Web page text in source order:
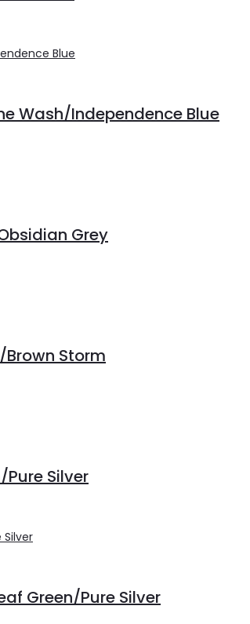
Wash/Independence Blue
Grey
Storm
Silver
Green/Pure Silver